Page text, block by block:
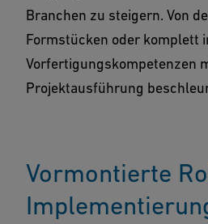
Branchen zu steigern. Von
Formstücken oder komplett
Vorfertigungskompetenzen
Projektausführung
Vormontierte